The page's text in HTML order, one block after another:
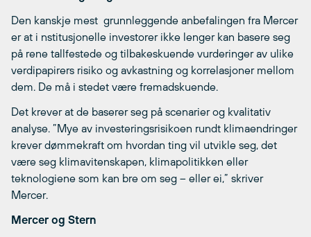
Den kanskje mest grunnleggende anbefalingen fra Mercer
er at i nstitusjonelle investorer ikke lenger kan basere seg
på rene tallfestede og tilbakeskuende vurderinger av ulike
verdipapirers risiko og avkastning og korrelasjoner mellom
dem. De må i stedet være fremadskuende.
Det krever at de baserer seg på scenarier og kvalitativ
analyse. ”Mye av investeringsrisikoen rundt klimaendringer
krever dømmekraft om hvordan ting vil utvikle seg, det
være seg klimavitenskapen, klimapolitikken eller
teknologiene som kan bre om seg – eller ei,” skriver
Mercer.
Mercer og Stern